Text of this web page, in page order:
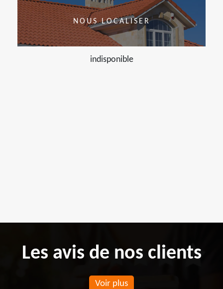
NOUS LOCALISER
indisponible
Les avis de nos clients
Voir plus